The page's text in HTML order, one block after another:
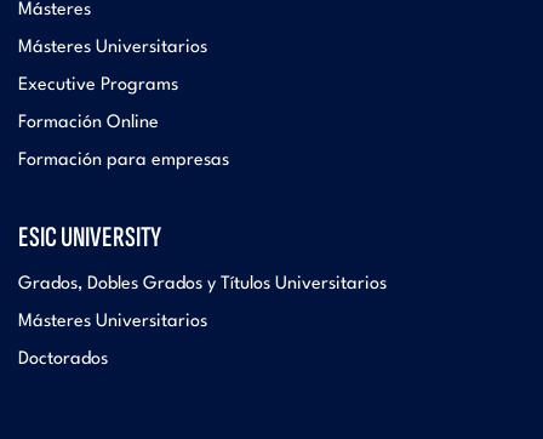
Másteres
Másteres Universitarios
Executive Programs
Formación Online
Formación para empresas
ESIC UNIVERSITY
Grados, Dobles Grados y Títulos Universitarios
Másteres Universitarios
Doctorados